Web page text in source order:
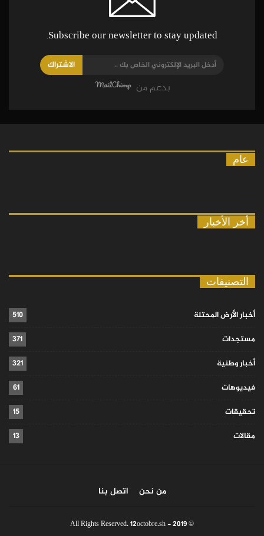
Subscribe our newsletter to stay updated.
الاشتراك
بدعم من
عام
أخر الأخبار
التصنيفات
أخبار الأرض المحتلة
510
مستجدات
371
أخبار وطنية
321
فيديوهات
61
تحقيقات
15
مقالات
13
من نحن اتصل بنا
© 2019 - All Rights Reserved. 12octobre.sh